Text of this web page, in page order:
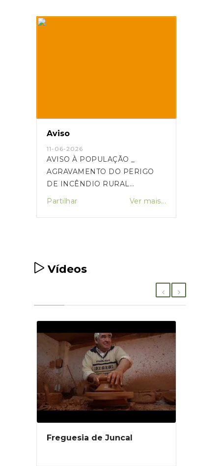
Aviso
11-06-2026
AVISO À POPULAÇÃO _
AGRAVAMENTO DO PERIGO
DE INCÊNDIO RURAL
Partilhar Ver mais...
Vídeos
Freguesia de Juncal